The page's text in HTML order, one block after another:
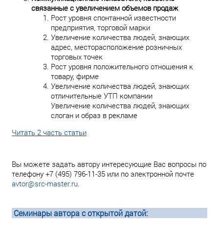
связанные с увеличением объемов продаж
Рост уровня спонтанной известности
предприятия, торговой марки
Увеличение количества людей, знающих
адрес, месторасположение розничных
торговых точек
Рост уровня положительного отношения к
товару, фирме
Увеличение количества людей, знающих
отличительные УТП компании
Увеличение количества людей, знающих
слоган и образ в рекламе
Читать 2 часть статьи
Вы можете задать автору интересующие Вас вопросы по
телефону +7 (495) 796-11-35 или по электронной почте
avtor@src-master.ru.
Семинары автора с открытой датой: